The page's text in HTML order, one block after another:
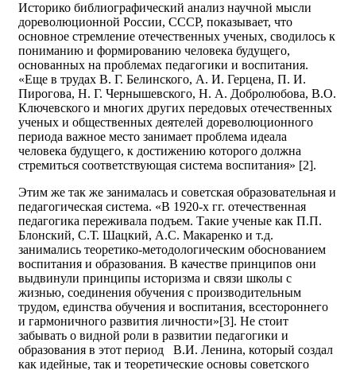
Историко библиографический анализ научной мысли
дореволюционной России, СССР, показывает, что
основное стремление отечественных ученых, сводилось к
пониманию и формированию человека будущего,
основанных на проблемах педагогики и воспитания.
«Еще в трудах В. Г. Белинского, А. И. Герцена, П. И.
Пирогова, Н. Г. Чернышевского, Н. А. Добролюбова, В.О.
Ключевского и многих других передовых отечественных
ученых и общественных деятелей дореволюционного
периода важное место занимает проблема идеала
человека будущего, к достижению которого должна
стремиться соответствующая система воспитания» [2].
Этим же так же занималась и советская образовательная и
педагогическая система. «В 1920-х гг. отечественная
педагогика переживала подъем. Такие ученые как П.П.
Блонский, С.Т. Шацкий, А.С. Макаренко и т.д.
занимались теоретико-методологическим обоснованием
воспитания и образования. В качестве принципов они
выдвинули принципы историзма и связи школы с
жизнью, соединения обучения с производительным
трудом, единства обучения и воспитания, всестороннего
и гармоничного развития личности»[3]. Не стоит
забывать о видной роли в развитии педагогики и
образования в этот период В.И. Ленина, который создал
как идейные, так и теоретические основы советского